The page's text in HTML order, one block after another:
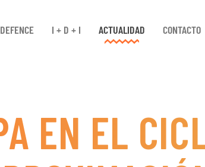
I + D + I ACTUALIDAD CONTACTO
EN EL